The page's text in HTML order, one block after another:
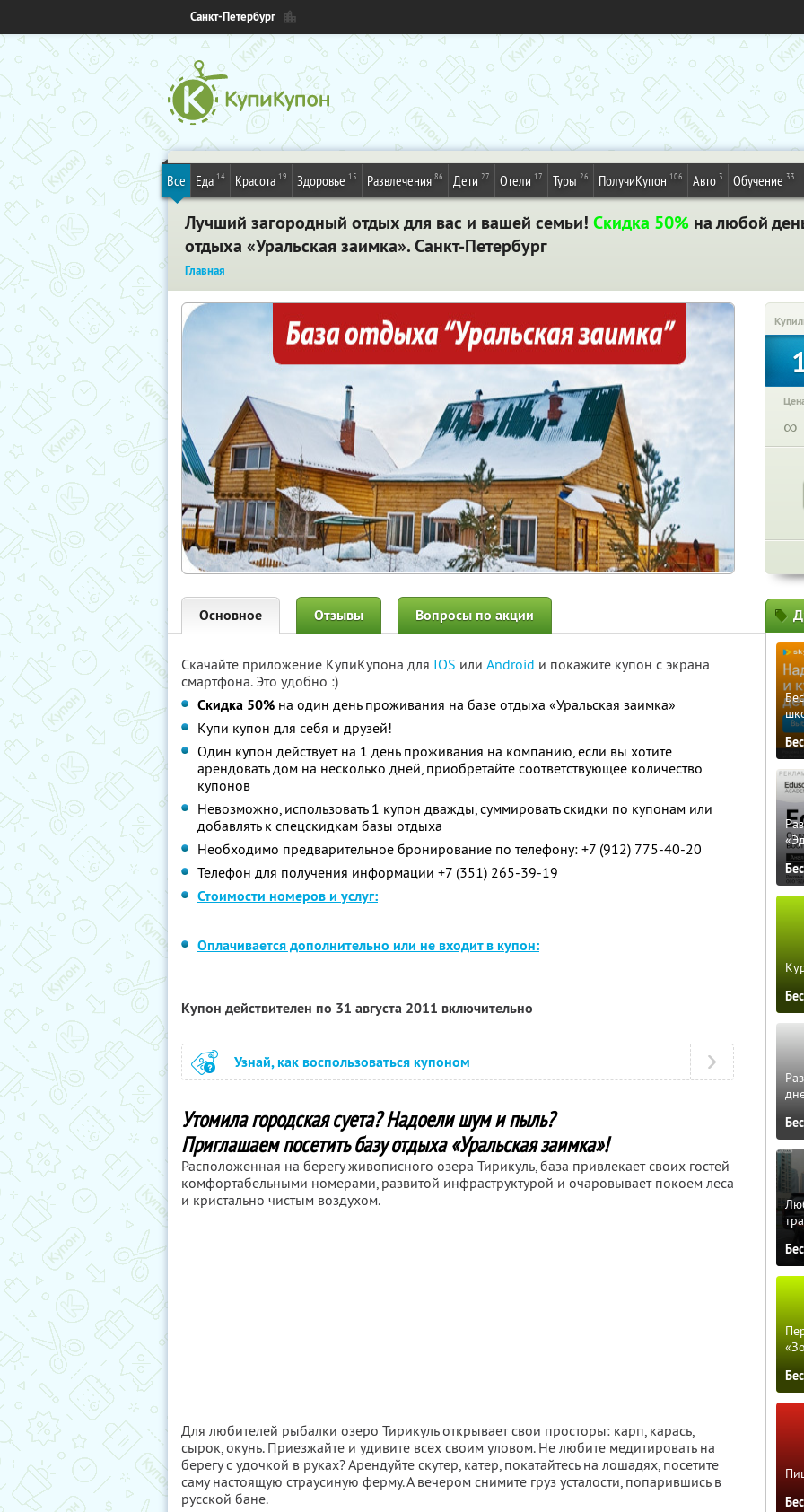
Санкт-Петербург
Все Еда 14 Красота 19 Здоровье 15 Развлечения 86 Дети 27 Отели 17 Туры 26 ПолучиКупон 106 Авто 3 Обучение 33
Лучший загородный отдых для вас и вашей семьи! Скидка 50% на любой
отдыха «Уральская заимка». Санкт-Петербург
Главная
∞
Основное Отзывы Вопросы по акции
Скачайте приложение КупиКупона для IOS или Android и покажите купон с экрана
смартфона. Это удобно :)
Скидка 50% на один день проживания на базе отдыха «Уральская заимка»
Купи купон для себя и друзей!
Один купон действует на 1 день проживания на компанию, если вы хотите
арендовать дом на несколько дней, приобретайте соответствующее количество
купонов
Невозможно, использовать 1 купон дважды, суммировать скидки по купонам или
добавлять к спецскидкам базы отдыха
Необходимо предварительное бронирование по телефону: +7 (912) 775-40-20
Телефон для получения информации +7 (351) 265-39-19
Стоимости номеров и услуг:
Оплачивается дополнительно или не входит в купон:
Купон действителен по 31 августа 2011 включительно
Узнай, как воспользоваться купоном
Утомила городская суета? Надоели шум и пыль?
Приглашаем посетить базу отдыха «Уральская заимка»!
Расположенная на берегу живописного озера Тирикуль, база привлекает своих гостей
комфортабельными номерами, развитой инфраструктурой и очаровывает покоем леса
и кристально чистым воздухом.
Для любителей рыбалки озеро Тирикуль открывает свои просторы: карп, карась,
сырок, окунь. Приезжайте и удивите всех своим уловом. Не любите медитировать на
берегу с удочкой в руках? Арендуйте скутер, катер, покатайтесь на лошадях, посетите
саму настоящую страусиную ферму. А вечером снимите груз усталости, попарившись в
русской бане.